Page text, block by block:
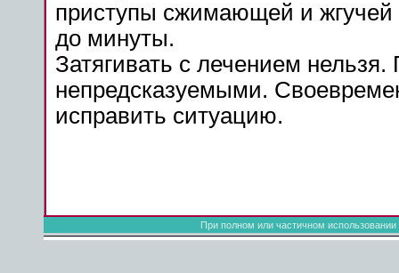
приступы сжимающей и жгучей
до минуты.
Затягивать с лечением
непредсказуемыми.
исправить ситуацию.
При полном или частичном